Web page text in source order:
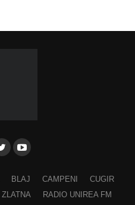
BLAJ CAMPENI
CUGIR
ZLATNA RADIO UNIREA FM